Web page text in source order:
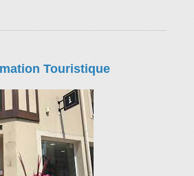
Touristique